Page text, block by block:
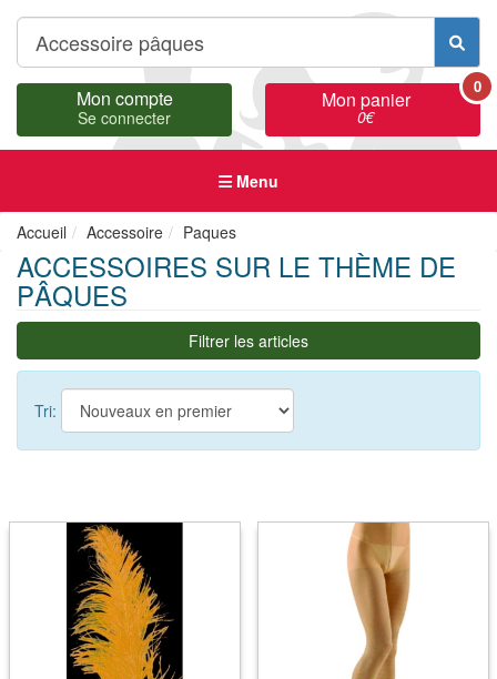
Mon compte
Se connecter
Mon panier
0€
0
Menu
Accueil Accessoire Paques
ACCESSOIRES SUR LE THÈME DE
PÂQUES
Filtrer les articles
Tri: